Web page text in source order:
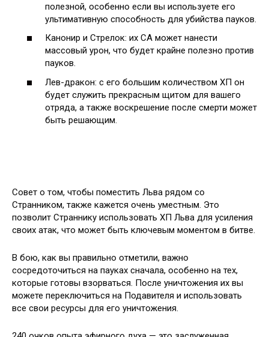
полезной, особенно если вы используете его
ультимативную способность для убийства пауков.
Канонир и Стрелок: их СА может нанести
массовый урон, что будет крайне полезно против
пауков.
Лев-дракон: с его большим количеством ХП он
будет служить прекрасным щитом для вашего
отряда, а также воскрешение после смерти может
быть решающим.
Совет о том, чтобы поместить Льва рядом со
Странником, также кажется очень уместным. Это
позволит Страннику использовать ХП Льва для усиления
своих атак, что может быть ключевым моментом в битве.
В бою, как вы правильно отметили, важно
сосредоточиться на пауках сначала, особенно на тех,
которые готовы взорваться. После уничтожения их вы
можете переключиться на Подавителя и использовать
все свои ресурсы для его уничтожения.